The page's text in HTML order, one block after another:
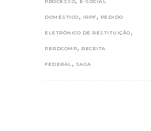
PROCESSO E-SOCIAL
DOMÉSTICO , IRPF , PEDIDO
ELETRÔNICO DE RESTITUIÇÃO ,
PERDCOMP, RECEITA
FEDERAL , SAGA